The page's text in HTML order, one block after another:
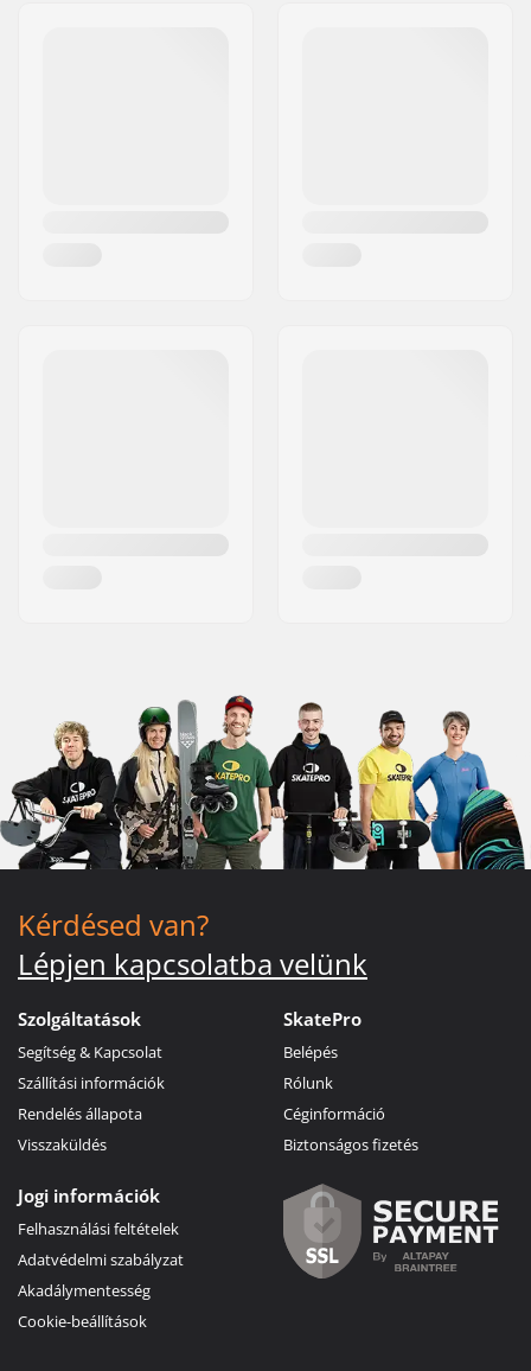
Kérdésed van?
Lépjen kapcsolatba velünk
Szolgáltatások
Segítség & Kapcsolat
Szállítási információk
Rendelés állapota
Visszaküldés
SkatePro
Belépés
Rólunk
Céginformáció
Biztonságos fizetés
Jogi információk
Felhasználási feltételek
Adatvédelmi szabályzat
Akadálymentesség
Cookie-beállítások